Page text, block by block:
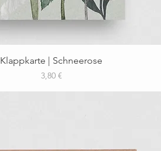
Schnellansicht
Klappkarte | Schneerose
Preis
3,80 €